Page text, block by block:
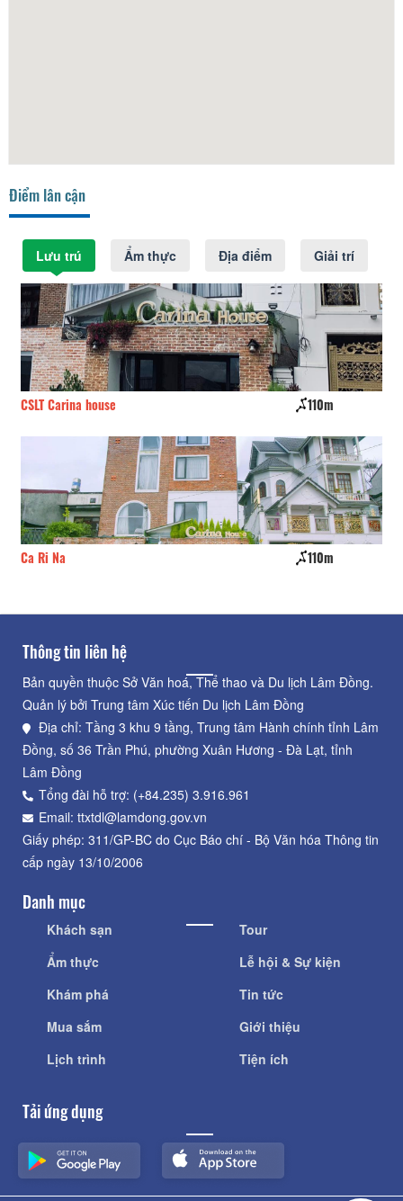
Điểm lân cận
Lưu trú Ẩm thực Địa điểm Giải trí
CSLT Carina house 110m
Ca Ri Na 110m
Thông tin liên hệ
Bản quyền thuộc Sở Văn hoá, Thể thao và Du lịch Lâm Đồng.
Quản lý bởi Trung tâm Xúc tiến Du lịch Lâm Đồng
Địa chỉ: Tầng 3 khu 9 tầng, Trung tâm Hành chính tỉnh Lâm
Đồng, số 36 Trần Phú, phường Xuân Hương - Đà Lạt, tỉnh
Lâm Đồng
Tổng đài hỗ trợ: (+84.235) 3.916.961
Email: ttxtdl@lamdong.gov.vn
Giấy phép: 311/GP-BC do Cục Báo chí - Bộ Văn hóa Thông tin
cấp ngày 13/10/2006
Danh mục
Khách sạn
Ẩm thực
Khám phá
Mua sắm
Lịch trình
Tour
Lễ hội & Sự kiện
Tin tức
Giới thiệu
Tiện ích
Tải ứng dụng